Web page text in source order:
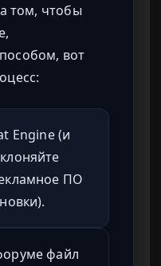
том, чтобы
вот
Engine (и
ПО
файл